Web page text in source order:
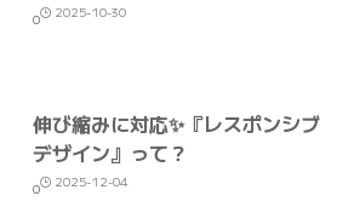
0 2025-10-30
伸び縮みに対応✨『レスポンシブ
デザイン』って？
0 2025-12-04